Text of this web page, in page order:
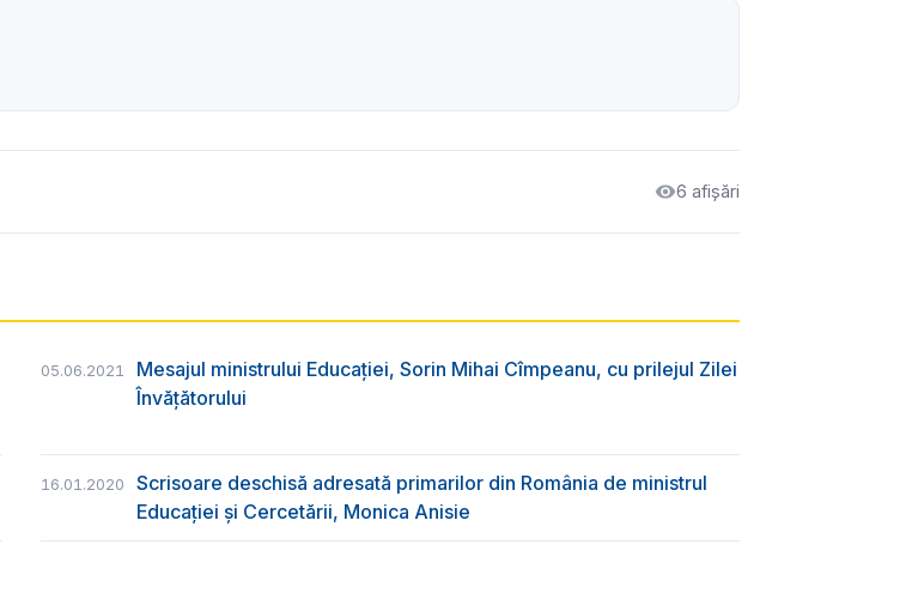
6 afișări
05.06.2021
Mesajul ministrului Educației, Sorin Mihai Cîmpeanu, cu prilejul Zilei
Învățătorului
16.01.2020
Scrisoare deschisă adresată primarilor din România de ministrul
Educației și Cercetării, Monica Anisie